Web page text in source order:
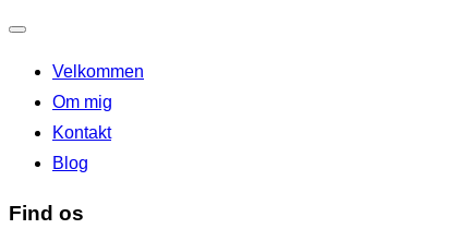
navigation
til/fra
Velkommen
Om mig
Kontakt
Blog
Find os